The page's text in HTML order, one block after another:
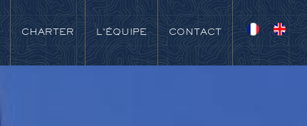
CHARTER L'ÉQUIPE CONTACT